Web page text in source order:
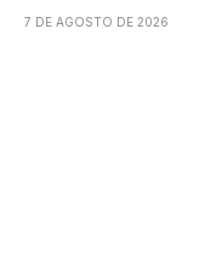
7 DE AGOSTO DE 2026